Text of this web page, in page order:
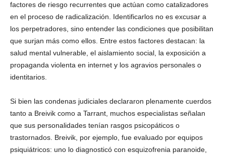
factores de riesgo recurrentes que actúan como catalizadores
en el proceso de radicalización. Identificarlos no es excusar a
los perpetradores, sino entender las condiciones que posibilitan
que surjan más como ellos. Entre estos factores destacan: la
salud mental vulnerable, el aislamiento social, la exposición a
propaganda violenta en internet y los agravios personales o
identitarios.
Si bien las condenas judiciales declararon plenamente cuerdos
tanto a Breivik como a Tarrant, muchos especialistas señalan
que sus personalidades tenían rasgos psicopáticos o
trastornados. Breivik, por ejemplo, fue evaluado por equipos
psiquiátricos: uno lo diagnosticó con esquizofrenia paranoide,